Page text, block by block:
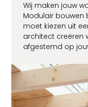
Wij maken jouw
Modulair bouwen
moet kiezen uit
architect creëren
afgestemd op